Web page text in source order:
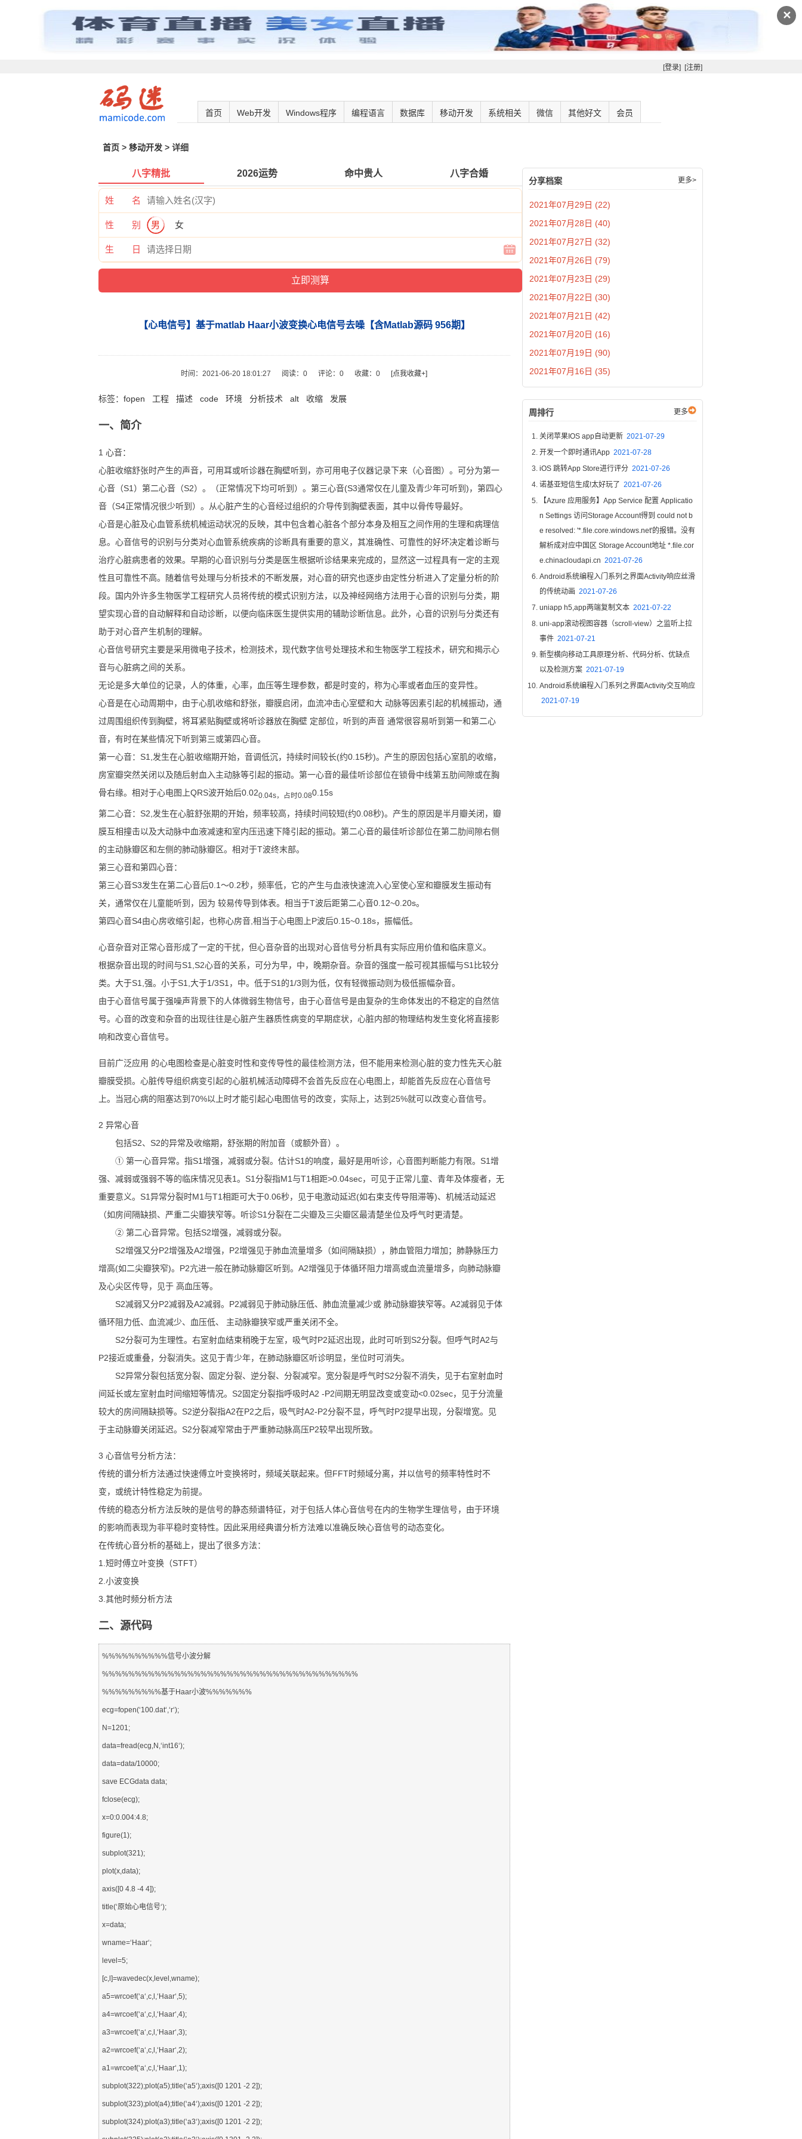
✕
[登录] [注册]
首页 Web开发 Windows程序 编程语言 数据库 移动开发 系统相关 微信 其他好文 会员
首页 > 移动开发 > 详细
八字精批 2026运势 命中贵人 八字合婚
姓 名
性 别 男 女
生 日
【心电信号】基于matlab Haar小波变换心电信号去噪【含Matlab源码 956期】
时间：2021-06-20 18:01:27 阅读：0 评论：0 收藏：0 [点我收藏+]
标签： fopen 工程 描述 code 环境 分析技术 alt 收缩 发展
一、简介
1 心音：
心脏收缩舒张时产生的声音，可用耳或听诊器在胸壁听到，亦可用电子仪器记录下来（心音图）。可分为第一
心音（S1）第二心音（S2）。（正常情况下均可听到）。第三心音(S3通常仅在儿童及青少年可听到)，第四心
音（S4正常情况很少听到）。从心脏产生的心音经过组织的介导传到胸壁表面，其中以骨传导最好。
心音是心脏及心血管系统机械运动状况的反映，其中包含着心脏各个部分本身及相互之间作用的生理和病理信
息。心音信号的识别与分类对心血管系统疾病的诊断具有重要的意义，其准确性、可靠性的好坏决定着诊断与
治疗心脏病患者的效果。早期的心音识别与分类是医生根据听诊结果来完成的，显然这一过程具有一定的主观
性且可靠性不高。随着信号处理与分析技术的不断发展，对心音的研究也逐步由定性分析进入了定量分析的阶
段。国内外许多生物医学工程研究人员将传统的模式识别方法，以及神经网络方法用于心音的识别与分类，期
望实现心音的自动解释和自动诊断，以便向临床医生提供实用的辅助诊断信息。此外，心音的识别与分类还有
助于对心音产生机制的理解。
心音信号研究主要是采用微电子技术，检测技术，现代数字信号处理技术和生物医学工程技术，研究和揭示心
音与心脏病之间的关系。
无论是多大单位的记录，人的体重，心率，血压等生理参数，都是时变的，称为心率或者血压的变异性。
心音是在心动周期中，由于心肌收缩和舒张，瓣膜启闭，血流冲击心室壁和大 动脉等因素引起的机械振动，通
过周围组织传到胸壁，将耳紧贴胸壁或将听诊器放在胸壁 定部位，听到的声音 通常很容易听到第一和第二心
音，有时在某些情况下听到第三或第四心音。
第一心音：S1,发生在心脏收缩期开始，音调低沉，持续时间较长(约0.15秒)。产生的原因包括心室肌的收缩，
房室瓣突然关闭以及随后射血入主动脉等引起的振动。第一心音的最佳听诊部位在锁骨中线第五肋间隙或在胸
骨右缘。相对于心电图上QRS波开始后0.020.04s，占时0.080.15s
第二心音：S2,发生在心脏舒张期的开始，频率较高，持续时间较短(约0.08秒)。产生的原因是半月瓣关闭，瓣
膜互相撞击以及大动脉中血液减速和室内压迅速下降引起的振动。第二心音的最佳听诊部位在第二肋间隙右侧
的主动脉瓣区和左侧的肺动脉瓣区。相对于T波终末部。
第三心音和第四心音：
第三心音S3发生在第二心音后0.1～0.2秒，频率低，它的产生与血液快速流入心室使心室和瓣膜发生振动有
关，通常仅在儿童能听到，因为 较易传导到体表。相当于T波后距第二心音0.12~0.20s。
第四心音S4由心房收缩引起，也称心房音,相当于心电图上P波后0.15~0.18s，振幅低。
心音杂音对正常心音形成了一定的干扰，但心音杂音的出现对心音信号分析具有实际应用价值和临床意义。
根据杂音出现的时间与S1,S2心音的关系，可分为早，中，晚期杂音。杂音的强度一般可视其振幅与S1比较分
类。大于S1,强。小于S1,大于1/3S1，中。低于S1的1/3则为低，仅有轻微振动则为极低振幅杂音。
由于心音信号属于强噪声背景下的人体微弱生物信号，由于心音信号是由复杂的生命体发出的不稳定的自然信
号。心音的改变和杂音的出现往往是心脏产生器质性病变的早期症状，心脏内部的物理结构发生变化将直接影
响和改变心音信号。
目前广泛应用 的心电图检查是心脏变时性和变传导性的最佳检测方法，但不能用来检测心脏的变力性先天心脏
瓣膜受损。心脏传导组织病变引起的心脏机械活动障碍不会首先反应在心电图上，却能首先反应在心音信号
上。当冠心病的阻塞达到70%以上时才能引起心电图信号的改变，实际上，达到25%就可以改变心音信号。
2 异常心音
包括S2、S2的异常及收缩期，舒张期的附加音（或额外音）。
① 第一心音异常。指S1增强，减弱或分裂。估计S1的响度，最好是用听诊，心音图判断能力有限。S1增
强、减弱或强弱不等的临床情况见表1。S1分裂指M1与T1相距>0.04sec，可见于正常儿童、青年及体瘦者，无
重要意义。S1异常分裂时M1与T1相距可大于0.06秒，见于电激动延迟(如右束支传导阻滞等)、机械活动延迟
（如房间隔缺损、严重二尖瓣狭窄等。听诊S1分裂在二尖瓣及三尖瓣区最清楚坐位及呼气时更清楚。
② 第二心音异常。包括S2增强，减弱或分裂。
S2增强又分P2增强及A2增强，P2增强见于肺血流量增多（如间隔缺损），肺血管阻力增加；肺静脉压力
增高(如二尖瓣狭窄)。P2亢进一般在肺动脉瓣区听到。A2增强见于体循环阻力增高或血流量增多，向肺动脉瓣
及心尖区传导，见于 高血压等。
S2减弱又分P2减弱及A2减弱。P2减弱见于肺动脉压低、肺血流量减少或 肺动脉瓣狭窄等。A2减弱见于体
循环阻力低、血流减少、血压低、 主动脉瓣狭窄或严重关闭不全。
S2分裂可为生理性。右室射血结束稍晚于左室，吸气时P2延迟出现，此时可听到S2分裂。但呼气时A2与
P2接近或重叠，分裂消失。这见于青少年，在肺动脉瓣区听诊明显，坐位时可消失。
S2异常分裂包括宽分裂、固定分裂、逆分裂、分裂减窄。宽分裂是呼气时S2分裂不消失，见于右室射血时
间延长或左室射血时间缩短等情况。S2固定分裂指呼吸时A2 -P2间期无明显改变或变动<0.02sec，见于分流量
较大的房间隔缺损等。S2逆分裂指A2在P2之后，吸气时A2-P2分裂不显，呼气时P2提早出现，分裂增宽。见
于主动脉瓣关闭延迟。S2分裂减窄常由于严重肺动脉高压P2较早出现所致。
3 心音信号分析方法：
传统的谱分析方法通过快速傅立叶变换将时，频域关联起来。但FFT时频域分离，并以信号的频率特性时不
变，或统计特性稳定为前提。
传统的稳态分析方法反映的是信号的静态频谱特征，对于包括人体心音信号在内的生物学生理信号，由于环境
的影响而表现为非平稳时变特性。因此采用经典谱分析方法难以准确反映心音信号的动态变化。
在传统心音分析的基础上，提出了很多方法：
1.短时傅立叶变换（STFT）
2.小波变换
3.其他时频分析方法
二、源代码
%%%%%%%%%%信号小波分解
%%%%%%%%%%%%%%%%%%%%%%%%%%%%%%%%%%%%%%%
%%%%%%%%%基于Haar小波%%%%%%%
ecg=fopen(‘100.dat‘,‘r‘);
N=1201;
data=fread(ecg,N,‘int16‘);
data=data/10000;
save ECGdata data;
fclose(ecg);
x=0:0.004:4.8;
figure(1);
subplot(321);
plot(x,data);
axis([0 4.8 -4 4]);
title(‘原始心电信号‘);
x=data;
wname=‘Haar‘;
level=5;
[c,l]=wavedec(x,level,wname);
a5=wrcoef(‘a‘,c,l,‘Haar‘,5);
a4=wrcoef(‘a‘,c,l,‘Haar‘,4);
a3=wrcoef(‘a‘,c,l,‘Haar‘,3);
a2=wrcoef(‘a‘,c,l,‘Haar‘,2);
a1=wrcoef(‘a‘,c,l,‘Haar‘,1);
subplot(322);plot(a5);title(‘a5‘);axis([0 1201 -2 2]);
subplot(323);plot(a4);title(‘a4‘);axis([0 1201 -2 2]);
subplot(324);plot(a3);title(‘a3‘);axis([0 1201 -2 2]);
分享档案 更多>
2021年07月29日 (22)
2021年07月28日 (40)
2021年07月27日 (32)
2021年07月26日 (79)
2021年07月23日 (29)
2021年07月22日 (30)
2021年07月21日 (42)
2021年07月20日 (16)
2021年07月19日 (90)
2021年07月16日 (35)
周排行 更多
关闭苹果IOS app自动更新 2021-07-29
开发一个即时通讯App 2021-07-28
iOS 跳转App Store进行评分 2021-07-26
诺基亚短信生成!太好玩了 2021-07-26
【Azure 应用服务】App Service 配置 Applicatio
n Settings 访问Storage Account得到 could not b
e resolved: '*.file.core.windows.net'的报错。没有
解析成对应中国区 Storage Account地址 *.file.cor
e.chinacloudapi.cn 2021-07-26
Android系统编程入门系列之界面Activity响应丝滑
的传统动画 2021-07-26
uniapp h5,app两端复制文本 2021-07-22
uni-app滚动视图容器（scroll-view）之监听上拉
事件 2021-07-21
新型横向移动工具原理分析、代码分析、优缺点
以及检测方案 2021-07-19
Android系统编程入门系列之界面Activity交互响应
2021-07-19